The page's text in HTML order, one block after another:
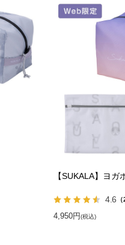
【SUKALA】ヨガ
4.6
4,950円(税込)